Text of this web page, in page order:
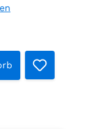
Gib den